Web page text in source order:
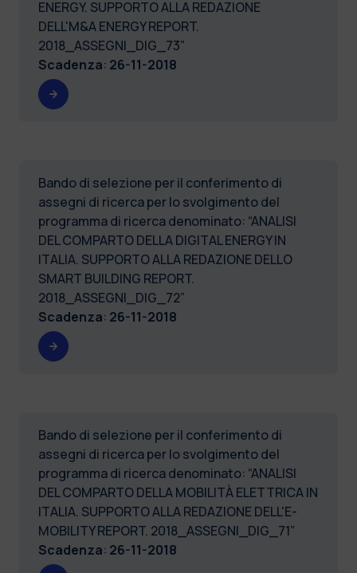
ENERGY. SUPPORTO ALLA REDAZIONE
DELL'M&A ENERGY REPORT.
2018_ASSEGNI_DIG_73”
Scadenza: 26-11-2018
Bando di selezione per il conferimento di
assegni di ricerca per lo svolgimento del
programma di ricerca denominato: “ANALISI
DEL COMPARTO DELLA DIGITAL ENERGY IN
ITALIA. SUPPORTO ALLA REDAZIONE DELLO
SMART BUILDING REPORT.
2018_ASSEGNI_DIG_72”
Scadenza: 26-11-2018
Bando di selezione per il conferimento di
assegni di ricerca per lo svolgimento del
programma di ricerca denominato: “ANALISI
DEL COMPARTO DELLA MOBILITÀ ELETTRICA IN
ITALIA. SUPPORTO ALLA REDAZIONE DELL'E-
MOBILITY REPORT. 2018_ASSEGNI_DIG_71”
Scadenza: 26-11-2018